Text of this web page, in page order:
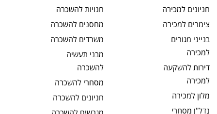
חניונים למכירה
צימרים למכירה
בנייני מגורים
למכירה
דירות להשקעה
למכירה
מלון למכירה
נדל"ן מסחרי
חנויותלהשכרה
מחסנים להשכרה
משרדים להשכרה
מבני תעשיה
להשכרה
מסחרי להשכרה
חניונים להשכרה